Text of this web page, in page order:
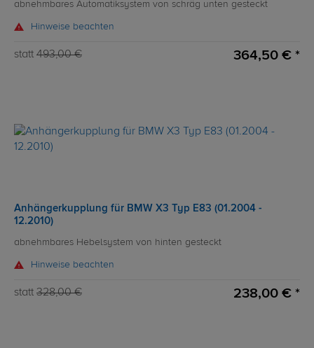
abnehmbares Automatiksystem von schräg unten gesteckt
Hinweise beachten
statt 493,00 € 364,50 € *
Anhängerkupplung für BMW X3 Typ E83 (01.2004 -
12.2010)
abnehmbares Hebelsystem von hinten gesteckt
Hinweise beachten
statt 328,00 € 238,00 € *